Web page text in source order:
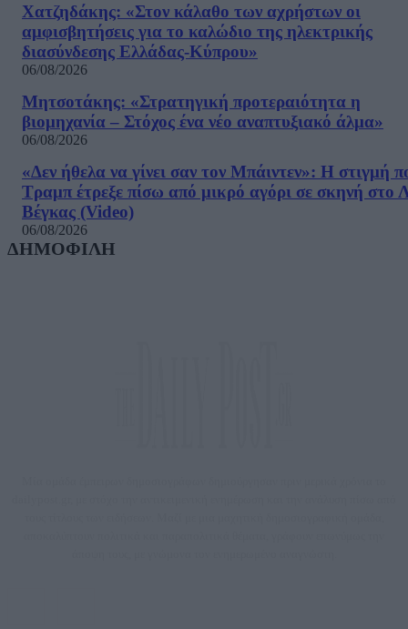
Χατζηδάκης: «Στον κάλαθο των αχρήστων οι
αμφισβητήσεις για το καλώδιο της ηλεκτρικής
διασύνδεσης Ελλάδας-Κύπρου»
06/08/2026
Μητσοτάκης: «Στρατηγική προτεραιότητα η
βιομηχανία – Στόχος ένα νέο αναπτυξιακό άλμα»
06/08/2026
«Δεν ήθελα να γίνει σαν τον Μπάιντεν»: Η στιγμή
Τραμπ έτρεξε πίσω από μικρό αγόρι σε σκηνή στο
Βέγκας (Video)
06/08/2026
ΔΗΜΟΦΙΛΗ